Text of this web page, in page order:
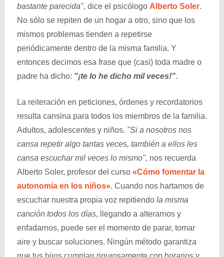
bastante parecida", dice el psicólogo Alberto Soler.
No sólo se repiten de un hogar a otro, sino que los
mismos problemas tienden a repetirse
periódicamente dentro de la misma familia. Y
entonces decimos esa frase que (casi) toda madre o
padre ha dicho: "¡te lo he dicho mil veces!".
La reiteración en peticiones, órdenes y recordatorios
resulta cansina para todos los miembros de la familia.
Adultos, adolescentes y niños. "Si a nosotros nos
cansa repetir algo tantas veces, también a ellos les
cansa escuchar mil veces lo mismo", nos recuerda
Alberto Soler, profesor del curso «Cómo fomentar la
autonomía en los niños». Cuando nos hartamos de
escuchar nuestra propia voz repitiendo la misma
canción todos los días, llegando a alterarnos y
enfadarnos, puede ser el momento de parar, tomar
aire y buscar soluciones. Ningún método garantiza